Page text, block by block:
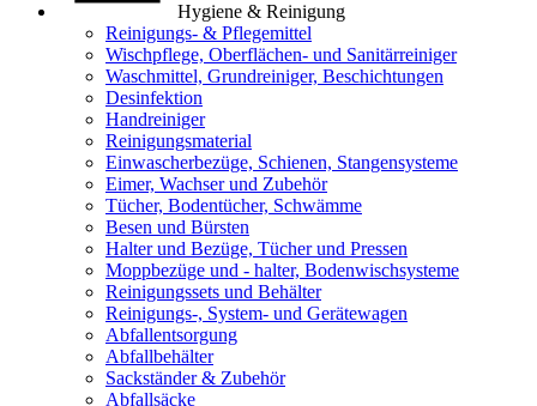
Hygiene & Reinigung
Reinigungs- & Pflegemittel
Wischpflege, Oberflächen- und Sanitärreiniger
Waschmittel, Grundreiniger, Beschichtungen
Desinfektion
Handreiniger
Reinigungsmaterial
Einwascherbezüge, Schienen, Stangensysteme
Eimer, Wachser und Zubehör
Tücher, Bodentücher, Schwämme
Besen und Bürsten
Halter und Bezüge, Tücher und Pressen
Moppbezüge und - halter, Bodenwischsysteme
Reinigungssets und Behälter
Reinigungs-, System- und Gerätewagen
Abfallentsorgung
Abfallbehälter
Sackständer & Zubehör
Abfallsäcke